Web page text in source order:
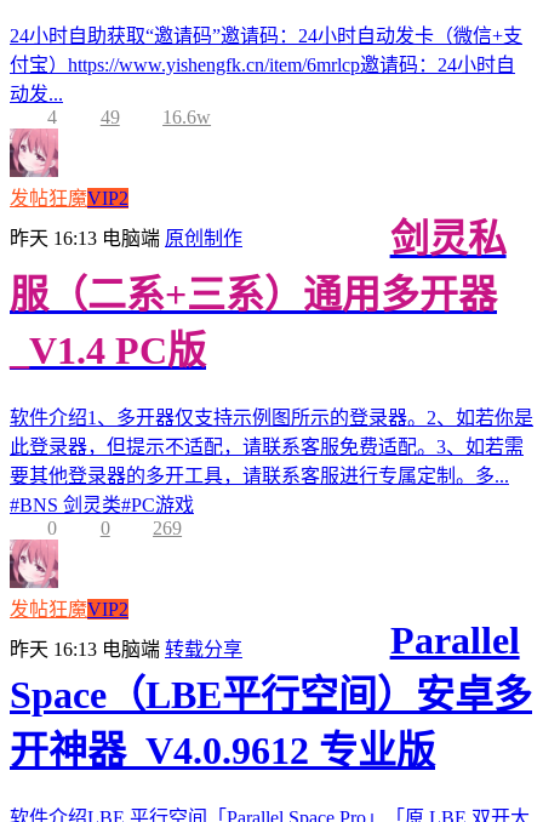
24小时自助获取“邀请码”邀请码：24小时自动发卡（微信+支
付宝）https://www.yishengfk.cn/item/6mrlcp邀请码：24小时自
动发...
4
49 16.6w
发帖狂魔VIP2
昨天 16:13 电脑端 原创制作
剑灵私
服（二系+三系）通用多开器
_V1.4 PC版
软件介绍1、多开器仅支持示例图所示的登录器。2、如若你是
此登录器，但提示不适配，请联系客服免费适配。3、如若需
要其他登录器的多开工具，请联系客服进行专属定制。多...
#BNS 剑灵类#PC游戏
0
0 269
发帖狂魔VIP2
昨天 16:13 电脑端 转载分享
Parallel
Space（LBE平行空间）安卓多
开神器_V4.0.9612 专业版
软件介绍LBE 平行空间「Parallel Space Pro」「原 LBE 双开大